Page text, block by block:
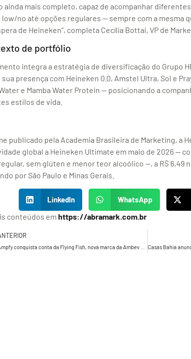
ainda mais completo, capaz de acompanhar
low/no até opções regulares — sempre com a mesma
de Heineken”, completa Cecília Bottai, VP de
de portfólio
integra a estratégia de diversificação do Grupo
presença com Heineken 0.0, Amstel Ultra, Sol e
e Mamba Water Protein — posicionando a
estilos de vida.
publicado pela Academia Brasileira de Marketing, a
global a Heineken Ultimate em maio de 2026 —
sem glúten e menor teor alcoólico —, a R$ 6,49
por São Paulo e Minas Gerais.
LinkedIn WhatsApp
conteúdos em https://abramark.com.br